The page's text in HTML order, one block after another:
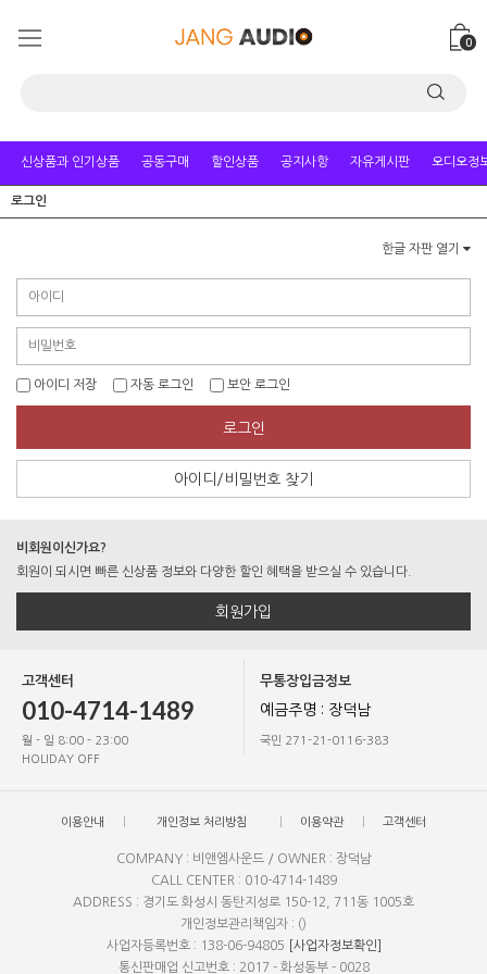
0
신상품과 인기상품 공동구매 할인상품 공지사항 자유게시판 오디오정
로그인
한글 자판 열기
아이디 저장 자동 로그인 보안 로그인
로그인
아이디/비밀번호 찾기
비회원이신가요?
회원이 되시면 빠른 신상품 정보와 다양한 할인 혜택을 받으실 수 있습니다.
회원가입
고객센터
010-4714-1489
월 - 일 8:00 - 23:00
HOLIDAY OFF
무통장입금정보
예금주명 : 장덕남
국민 271-21-0116-383
이용안내 개인정보 처리방침 이용약관 고객센터
COMPANY : 비앤엠사운드 / OWNER : 장덕남
CALL CENTER : 010-4714-1489
ADDRESS : 경기도 화성시 동탄지성로 150-12, 711동 1005호
개인정보관리책임자 : ()
사업자등록번호 : 138-06-94805
[사업자정보확인]
통신판매업 신고번호 : 2017 - 화성동부 - 0028